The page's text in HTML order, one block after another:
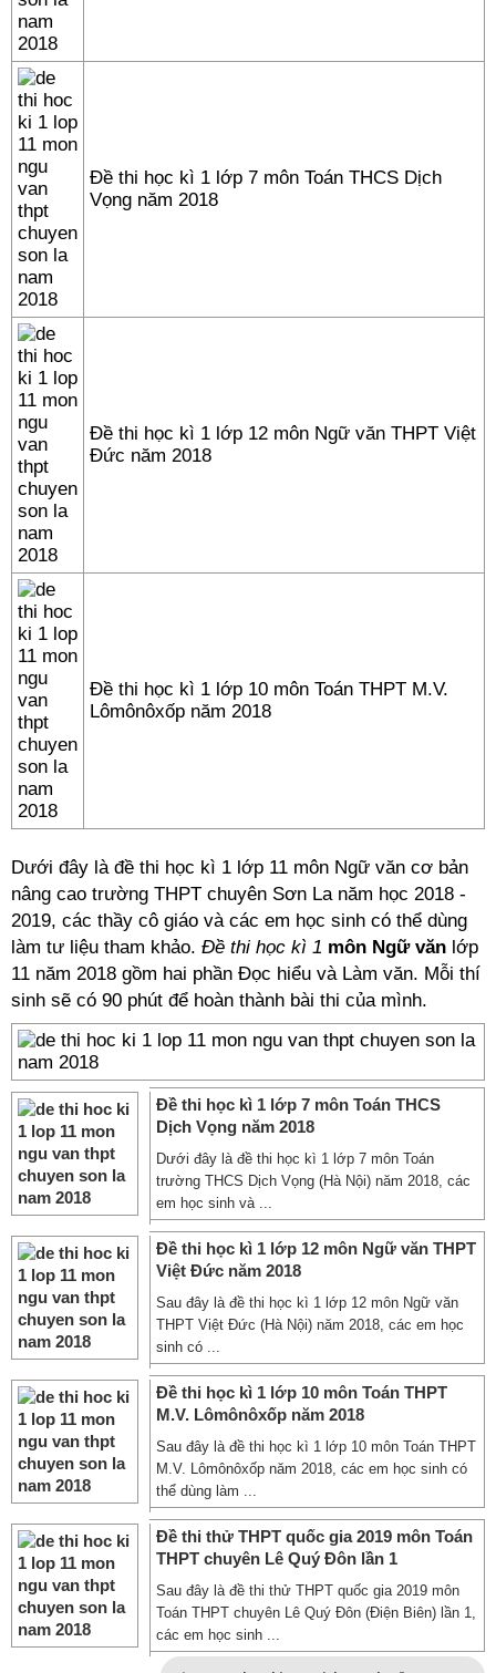
Đề thi học kì 1 lớp 7 môn Toán THCS Dịch
Vọng năm 2018
Đề thi học kì 1 lớp 12 môn Ngữ văn THPT Việt
Đức năm 2018
Đề thi học kì 1 lớp 10 môn Toán THPT M.V.
Lômônôxốp năm 2018
Dưới đây là đề thi học kì 1 lớp 11 môn Ngữ văn cơ bản
nâng cao trường THPT chuyên Sơn La năm học 2018 -
2019, các thầy cô giáo và các em học sinh có thể dùng
làm tư liệu tham khảo. Đề thi học kì 1 môn Ngữ văn lớp
11 năm 2018 gồm hai phần Đọc hiểu và Làm văn. Mỗi thí
sinh sẽ có 90 phút để hoàn thành bài thi của mình.
Đề thi học kì 1 lớp 7 môn Toán THCS
Dịch Vọng năm 2018
Dưới đây là đề thi học kì 1 lớp 7 môn Toán
trường THCS Dịch Vọng (Hà Nội) năm 2018, các
em học sinh và ...
Đề thi học kì 1 lớp 12 môn Ngữ văn THPT
Việt Đức năm 2018
Sau đây là đề thi học kì 1 lớp 12 môn Ngữ văn
THPT Việt Đức (Hà Nội) năm 2018, các em học
sinh có ...
Đề thi học kì 1 lớp 10 môn Toán THPT
M.V. Lômônôxốp năm 2018
Sau đây là đề thi học kì 1 lớp 10 môn Toán THPT
M.V. Lômônôxốp năm 2018, các em học sinh có
thể dùng làm ...
Đề thi thử THPT quốc gia 2019 môn Toán
THPT chuyên Lê Quý Đôn lần 1
Sau đây là đề thi thử THPT quốc gia 2019 môn
Toán THPT chuyên Lê Quý Đôn (Điện Biên) lần 1,
các em học sinh ...